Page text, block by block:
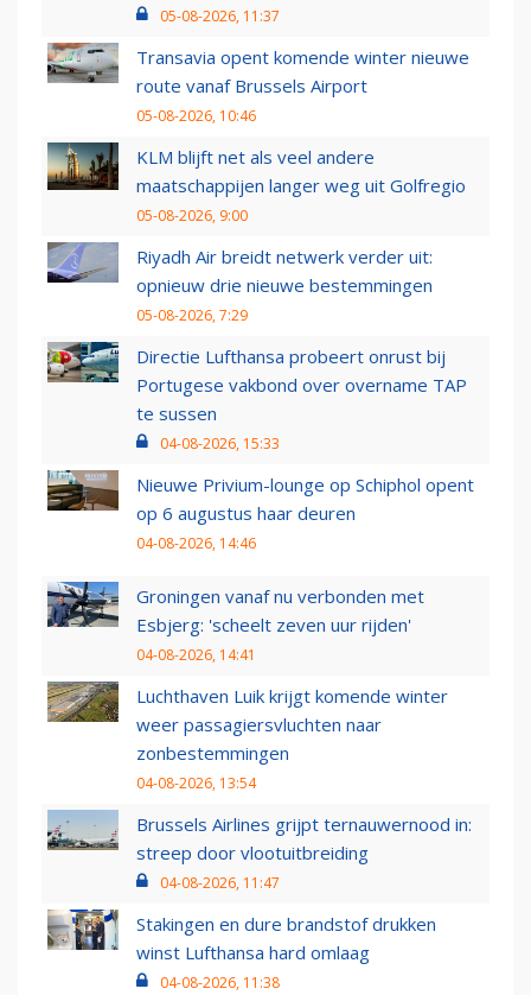
05-08-2026, 11:37
Transavia opent komende winter nieuwe
route vanaf Brussels Airport
05-08-2026, 10:46
KLM blijft net als veel andere
maatschappijen langer weg uit Golfregio
05-08-2026, 9:00
Riyadh Air breidt netwerk verder uit:
opnieuw drie nieuwe bestemmingen
05-08-2026, 7:29
Directie Lufthansa probeert onrust bij
Portugese vakbond over overname TAP
te sussen
04-08-2026, 15:33
Nieuwe Privium-lounge op Schiphol opent
op 6 augustus haar deuren
04-08-2026, 14:46
Groningen vanaf nu verbonden met
Esbjerg: 'scheelt zeven uur rijden'
04-08-2026, 14:41
Luchthaven Luik krijgt komende winter
weer passagiersvluchten naar
zonbestemmingen
04-08-2026, 13:54
Brussels Airlines grijpt ternauwernood in:
streep door vlootuitbreiding
04-08-2026, 11:47
Stakingen en dure brandstof drukken
winst Lufthansa hard omlaag
04-08-2026, 11:38